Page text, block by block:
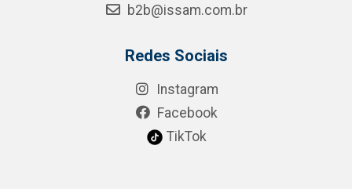
b2b@issam.com.br
Redes Sociais
Instagram
Facebook
TikTok